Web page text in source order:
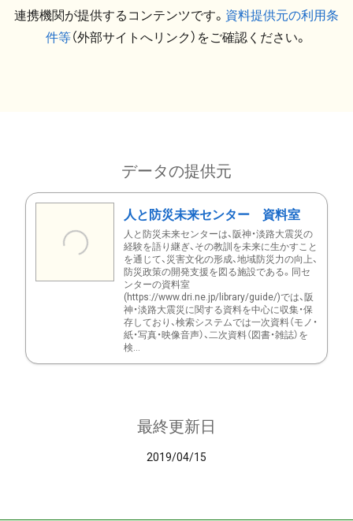
連携機関が提供するコンテンツです。 資料提供元の利用条
件等（外部サイトへリンク）をご確認ください。
データの提供元
人と防災未来センター 資料室
人と防災未来センターは、阪神・淡路大震災の
経験を語り継ぎ、その教訓を未来に生かすこと
を通じて、災害文化の形成、地域防災力の向上、
防災政策の開発支援を図る施設である。同セ
ンターの資料室
(https://www.dri.ne.jp/library/guide/)では、阪
神・淡路大震災に関する資料を中心に収集・保
存しており、検索システムでは一次資料（モノ・
紙・写真・映像音声）、二次資料（図書・雑誌）を
検...
最終更新日
2019/04/15